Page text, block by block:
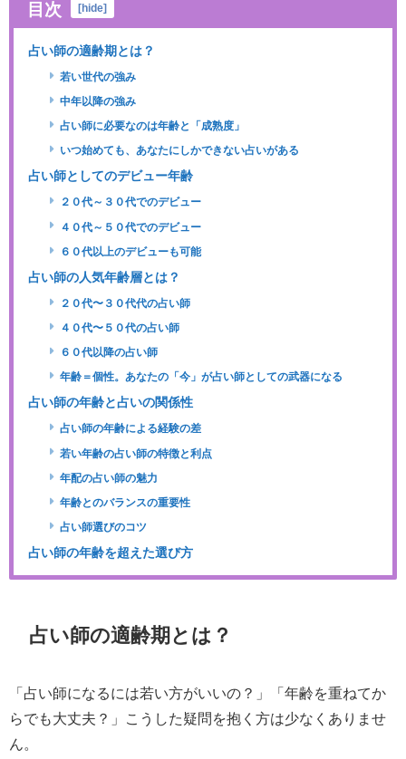
目次 hide
占い師の適齢期とは？
若い世代の強み
中年以降の強み
占い師に必要なのは年齢と「成熟度」
いつ始めても、あなたにしかできない占いがある
占い師としてのデビュー年齢
２０代～３０代でのデビュー
４０代～５０代でのデビュー
６０代以上のデビューも可能
占い師の人気年齢層とは？
２０代〜３０代代の占い師
４０代〜５０代の占い師
６０代以降の占い師
年齢＝個性。あなたの「今」が占い師としての武器になる
占い師の年齢と占いの関係性
占い師の年齢による経験の差
若い年齢の占い師の特徴と利点
年配の占い師の魅力
年齢とのバランスの重要性
占い師選びのコツ
占い師の年齢を超えた選び方
占い師の適齢期とは？
「占い師になるには若い方がいいの？」「年齢を重ねてか
らでも大丈夫？」こうした疑問を抱く方は少なくありませ
ん。